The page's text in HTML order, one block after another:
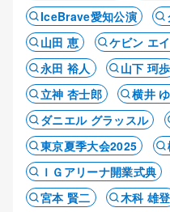
IceBrave愛知公演
山田 恵
ケビン エ
永田 裕人
山下 珂歩
立神 杏士郎
横井
ダニエル グラッスル
東京夏季大会2025
ＩＧアリーナ開業式典
宮本 賢二
木科 雄登